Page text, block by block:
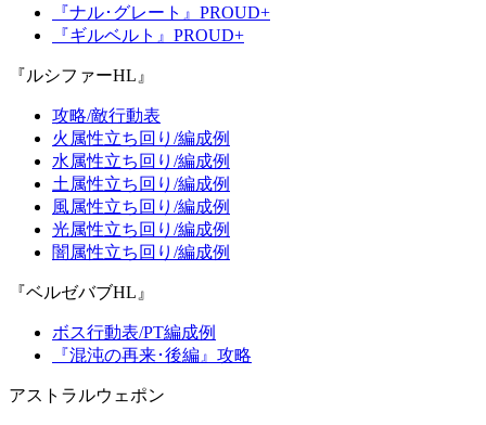
『ナル･グレート』PROUD+
『ギルベルト』PROUD+
『ルシファーHL』
攻略/敵行動表
火属性立ち回り/編成例
水属性立ち回り/編成例
土属性立ち回り/編成例
風属性立ち回り/編成例
光属性立ち回り/編成例
闇属性立ち回り/編成例
『ベルゼバブHL』
ボス行動表/PT編成例
『混沌の再来･後編』攻略
アストラルウェポン